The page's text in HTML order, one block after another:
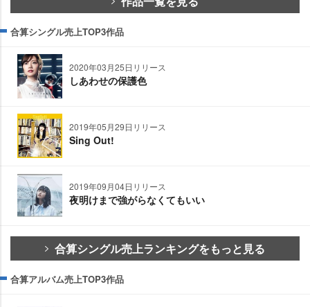
合算シングル売上TOP3作品
2020年03月25日リリース
しあわせの保護色
2019年05月29日リリース
Sing Out!
2019年09月04日リリース
夜明けまで強がらなくてもいい
合算シングル売上ランキングをもっと見る
合算アルバム売上TOP3作品